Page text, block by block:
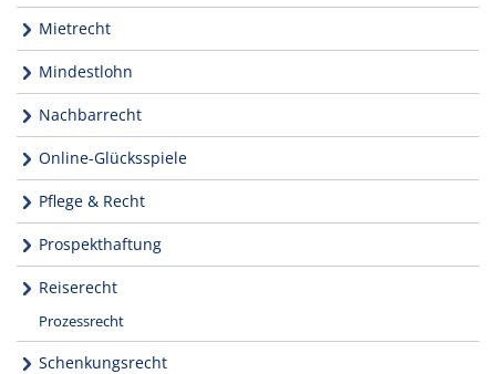
Mietrecht
Mindestlohn
Nachbarrecht
Online-Glücksspiele
Pflege & Recht
Prospekthaftung
Reiserecht
Prozessrecht
Schenkungsrecht